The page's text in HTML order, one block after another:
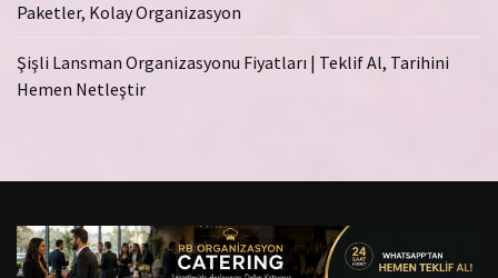
Paketler, Kolay Organizasyon
Şişli Lansman Organizasyonu Fiyatları | Teklif Al, Tarihini
Hemen Netleştir